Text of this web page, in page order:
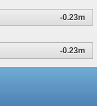
-0.23m
-0.23m